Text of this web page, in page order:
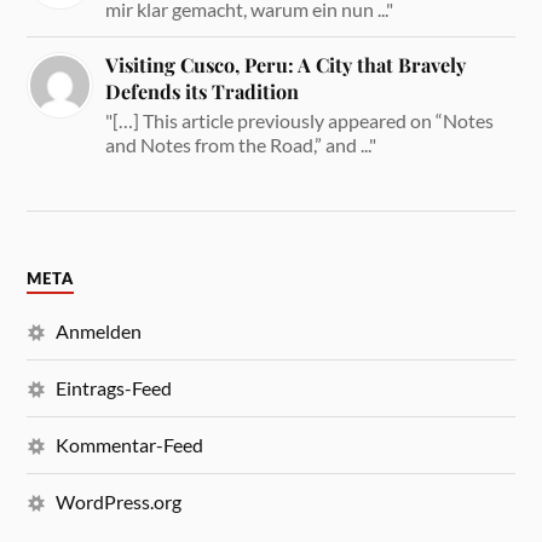
mir klar gemacht, warum ein nun ..."
Visiting Cusco, Peru: A City that Bravely
Defends its Tradition
"[…] This article previously appeared on “Notes
and Notes from the Road,” and ..."
META
Anmelden
Eintrags-Feed
Kommentar-Feed
WordPress.org